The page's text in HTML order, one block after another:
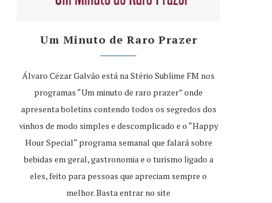
Um Minuto de Raro Prazer
Álvaro Cézar Galvão está na Stério Sublime FM nos
programas “Um minuto de raro prazer” onde
apresenta boletins contendo todos os segredos dos
vinhos de modo simples e descomplicado e o “Happy
Hour Special“ programa semanal que falará sobre
bebidas em geral, gastronomia e o turismo ligado a
eles, feito para pessoas que apreciam sempre o
melhor. Basta entrar no site